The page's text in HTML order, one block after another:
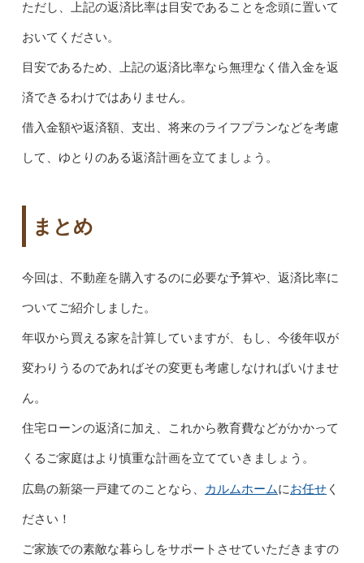
ただし、上記の返済比率は目安であることを念頭に置いて
おいてください。
目安であるため、上記の返済比率なら無理なく借入金を返
済できるわけではありません。
借入金額や返済額、支出、将来のライフプランなどを考慮
して、ゆとりのある返済計画を立てましょう。
まとめ
今回は、不動産を購入するのに必要な予算や、返済比率に
ついてご紹介しました。
年収から買える家を計算していますが、もし、今後年収が
変わりうるのであればその変更も考慮しなければいけませ
ん。
住宅ローンの返済に加え、これから教育費などがかかって
くるご家庭はより慎重な計画を立てていきましょう。
広島の新築一戸建てのことなら、 カルムホームにお任せく
ださい！
ご家族での素敵な暮らしをサポートさせていただきますの